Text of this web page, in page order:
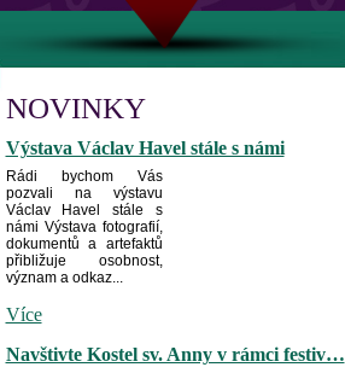
NOVINKY
Výstava Václav Havel stále s námi
Rádi bychom Vás
pozvali na výstavu
Václav Havel stále s
námi Výstava fotografií,
dokumentů a artefaktů
přibližuje osobnost,
význam a odkaz...
Více
Navštivte Kostel sv. Anny v rámci festiv…